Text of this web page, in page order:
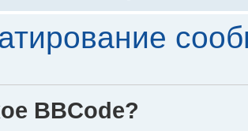
BBCode?